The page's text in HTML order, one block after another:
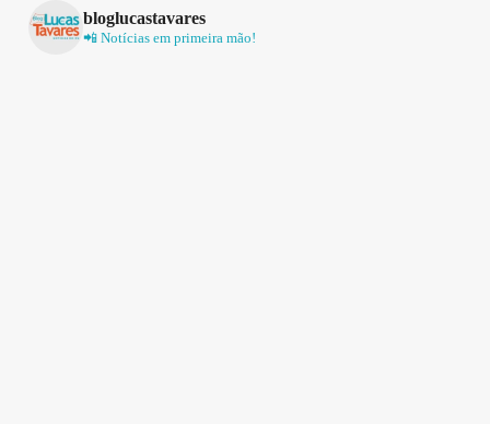
bloglucastavares
📲 Notícias em primeira mão!